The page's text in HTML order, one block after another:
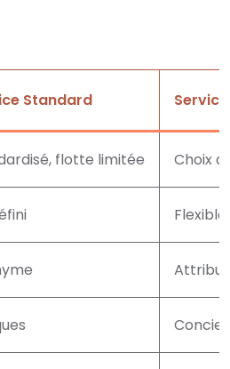
Standard
flotte limitée Choix